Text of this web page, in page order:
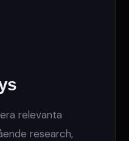
relevanta
research,